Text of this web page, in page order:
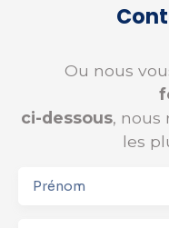
Ou nous
ci-dessous, nous
les
Prénom